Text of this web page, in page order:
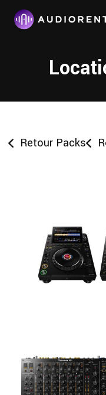
Retour Packs